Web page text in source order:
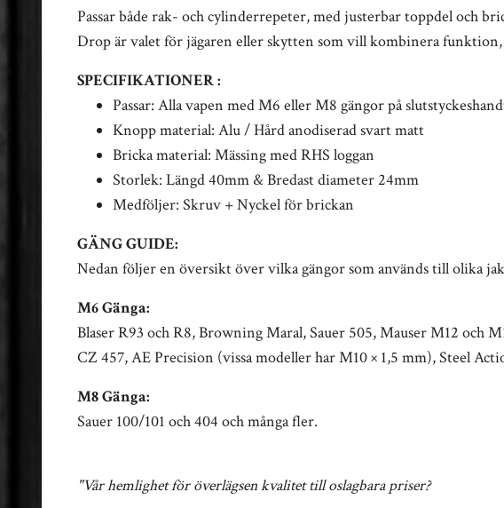
Passar både rak- och cylinderrepeter, med justerbar toppdel och
Drop är valet för jägaren eller skytten som vill kombinera funktion,
SPECIFIKATIONER :
Passar: Alla vapen med M6 eller M8 gängor på
Knopp material: Alu / Hård anodiserad svart matt
Bricka material: Mässing med RHS loggan
Storlek: Längd 40mm & Bredast diameter 24mm
Medföljer: Skruv + Nyckel för brickan
GÄNG GUIDE:
Nedan följer en översikt över vilka gängor som används till olika
M6 Gänga:
Blaser R93 och R8, Browning Maral, Sauer 505, Mauser M12 och
CZ 457, AE Precision (vissa modeller har M10 × 1,5 mm), Steel
M8 Gänga:
Sauer 100/101 och 404 och många fler.
"Vår hemlighet för överlägsen kvalitet till oslagbara priser?